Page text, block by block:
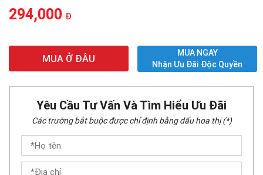
294,000 Đ
MUA Ở ĐÂU
MUA NGAY
Nhận Ưu Đãi Độc Quyền
Yêu Cầu Tư Vấn Và Tìm Hiểu Ưu Đãi
Các trường bắt buộc được chỉ định bằng dấu hoa thị (*)